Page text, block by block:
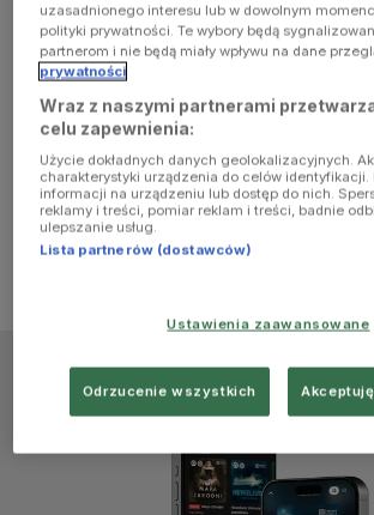
browser
console for
more
information)
uzasadnionego interesu lub w dowolnym
polityki prywatności. Te wybory będą
partnerom i nie będą miały wpływu na dane
prywatności
Wraz z naszymi partnerami
celu zapewnienia:
Użycie dokładnych danych geolokalizacyjnych.
charakterystyki urządzenia do celów
informacji na urządzeniu lub dostęp do nich.
reklamy i treści, pomiar reklam i treści, badnie
ulepszanie usług.
Lista partnerów (dostawców)
Ustawienia zaawansowane
Odrzucenie wszystkich